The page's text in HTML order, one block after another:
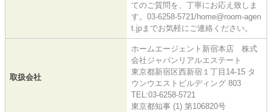
てのご質問を、丁寧にお応え致しま
す。03-6258-5721/home@room-agen
t.jpまでお気軽にご連絡ください。
取扱会社
ホームエージェント新宿本店 株式
会社ジャパンリアルエステート
東京都新宿区西新宿１丁目14-15 タ
ウンウエストビルディング 803
TEL:03-6258-5721
東京都知事 (1) 第106820号